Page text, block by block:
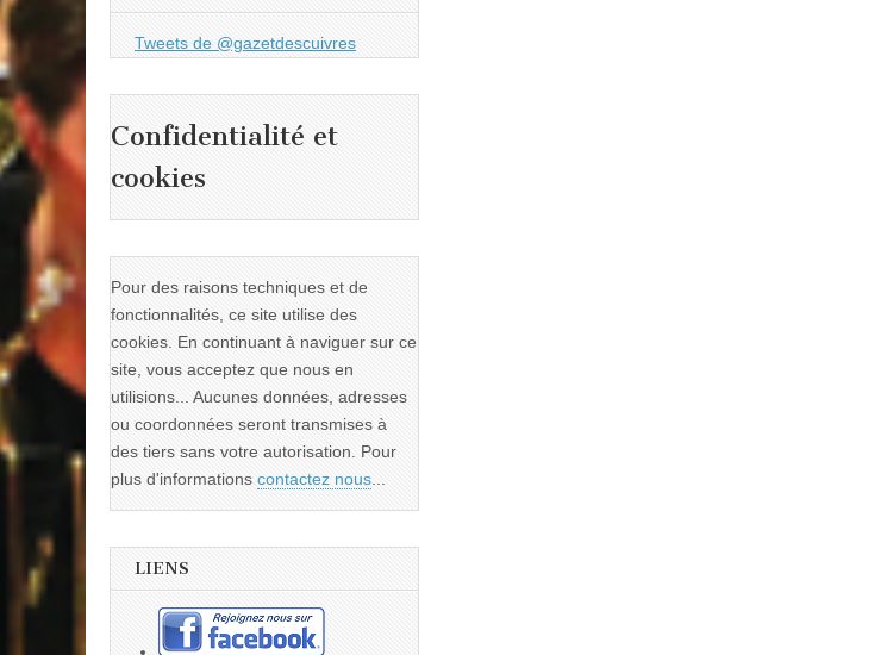
Tweets de @gazetdescuivres
Confidentialité et
cookies
Pour des raisons techniques et de
fonctionnalités, ce site utilise des
cookies. En continuant à naviguer sur ce
site, vous acceptez que nous en
utilisions... Aucunes données, adresses
ou coordonnées seront transmises à
des tiers sans votre autorisation. Pour
plus d'informations contactez nous...
LIENS